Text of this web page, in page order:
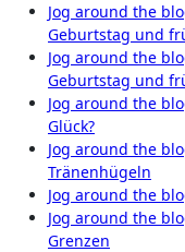
Jog around the
Geburtstag und
Jog around the
Geburtstag und
Jog around the
Glück?
Jog around the
Tränenhügeln
Jog around the
Jog around the
Grenzen